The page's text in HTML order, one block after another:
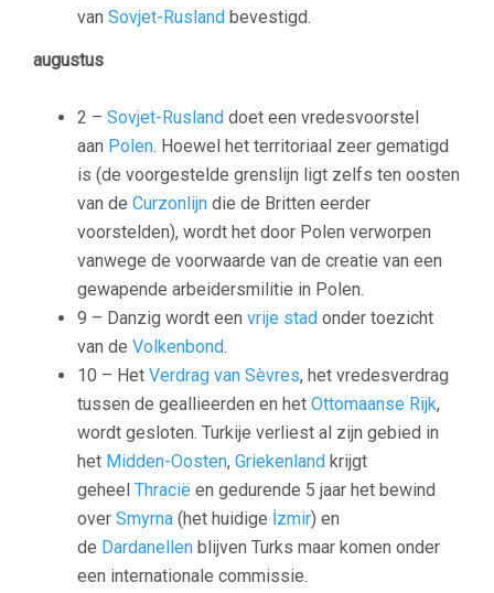
van Sovjet-Rusland bevestigd.
augustus
2 – Sovjet-Rusland doet een vredesvoorstel
aan Polen. Hoewel het territoriaal zeer gematigd
is (de voorgestelde grenslijn ligt zelfs ten oosten
van de Curzonlijn die de Britten eerder
voorstelden), wordt het door Polen verworpen
vanwege de voorwaarde van de creatie van een
gewapende arbeidersmilitie in Polen.
9 – Danzig wordt een vrije stad onder toezicht
van de Volkenbond.
10 – Het Verdrag van Sèvres, het vredesverdrag
tussen de geallieerden en het Ottomaanse Rijk,
wordt gesloten. Turkije verliest al zijn gebied in
het Midden-Oosten, Griekenland krijgt
geheel Thracië en gedurende 5 jaar het bewind
over Smyrna (het huidige İzmir) en
de Dardanellen blijven Turks maar komen onder
een internationale commissie.